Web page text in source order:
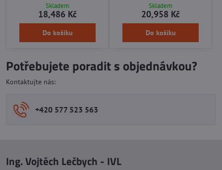
Skladem
18,486 Kč
Do košíku
Skladem
20,958 Kč
Do košíku
Potřebujete poradit s objednávkou?
Kontaktujte nás:
+420 577 523 563
Ing. Vojtěch Lečbych - IVL